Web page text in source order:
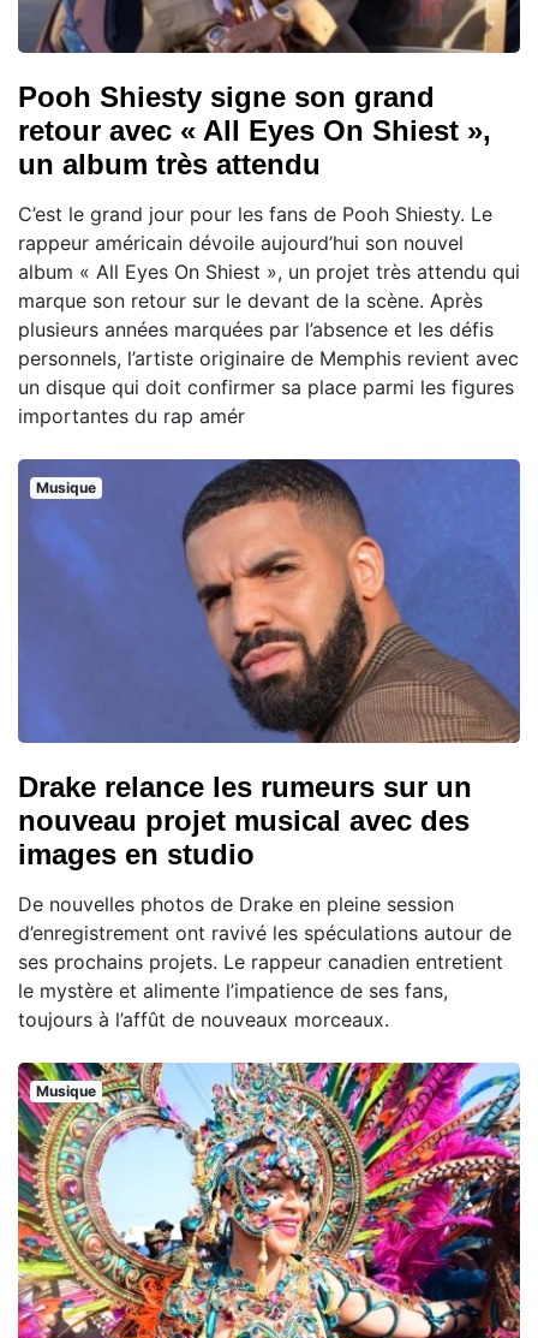
Pooh Shiesty signe son grand
retour avec « All Eyes On Shiest »,
un album très attendu
C’est le grand jour pour les fans de Pooh Shiesty. Le
rappeur américain dévoile aujourd’hui son nouvel
album « All Eyes On Shiest », un projet très attendu qui
marque son retour sur le devant de la scène. Après
plusieurs années marquées par l’absence et les défis
personnels, l’artiste originaire de Memphis revient avec
un disque qui doit confirmer sa place parmi les figures
importantes du rap amér
Musique
Drake relance les rumeurs sur un
nouveau projet musical avec des
images en studio
De nouvelles photos de Drake en pleine session
d’enregistrement ont ravivé les spéculations autour de
ses prochains projets. Le rappeur canadien entretient
le mystère et alimente l’impatience de ses fans,
toujours à l’affût de nouveaux morceaux.
Musique